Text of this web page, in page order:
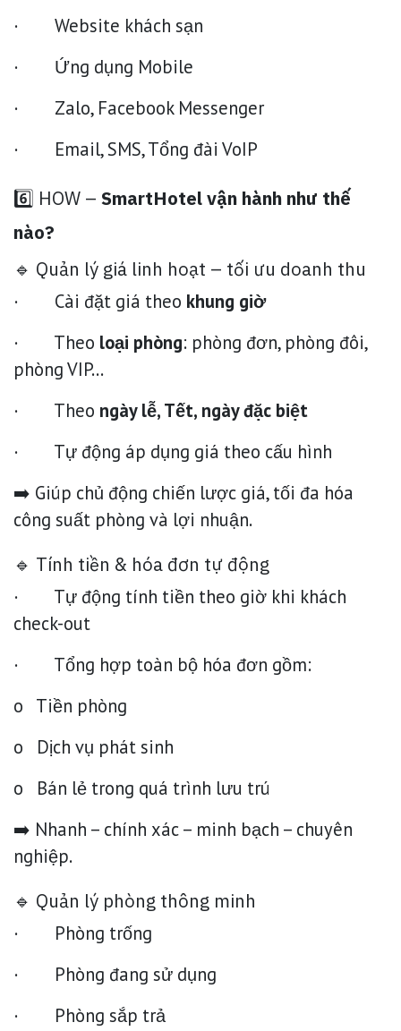
· Website khách sạn
· Ứng dụng Mobile
· Zalo, Facebook Messenger
· Email, SMS, Tổng đài VoIP
6️⃣ HOW – SmartHotel vận hành như thế
nào?
🔹 Quản lý giá linh hoạt – tối ưu doanh thu
· Cài đặt giá theo khung giờ
· Theo loại phòng: phòng đơn, phòng đôi,
phòng VIP…
· Theo ngày lễ, Tết, ngày đặc biệt
· Tự động áp dụng giá theo cấu hình
➡️ Giúp chủ động chiến lược giá, tối đa hóa
công suất phòng và lợi nhuận.
🔹 Tính tiền & hóa đơn tự động
· Tự động tính tiền theo giờ khi khách
check-out
· Tổng hợp toàn bộ hóa đơn gồm:
o Tiền phòng
o Dịch vụ phát sinh
o Bán lẻ trong quá trình lưu trú
➡️ Nhanh – chính xác – minh bạch – chuyên
nghiệp.
🔹 Quản lý phòng thông minh
· Phòng trống
· Phòng đang sử dụng
· Phòng sắp trả